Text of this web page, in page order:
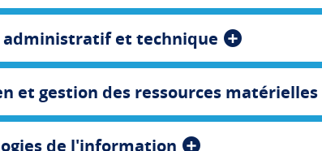
administratif et technique
et gestion des ressources matérielles
de l'information